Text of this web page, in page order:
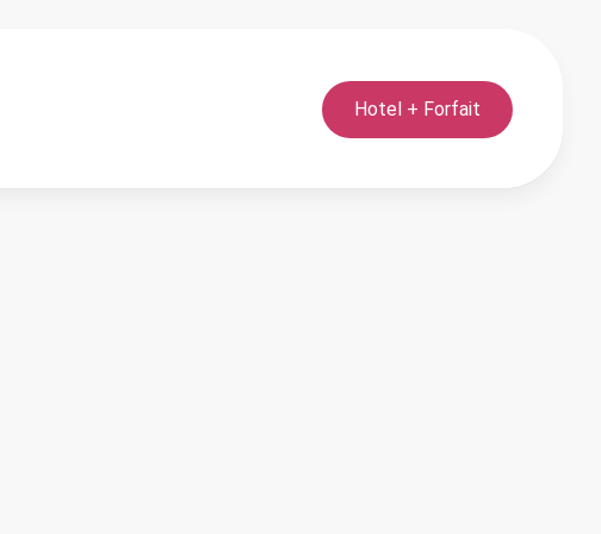
Hotel + Forfait